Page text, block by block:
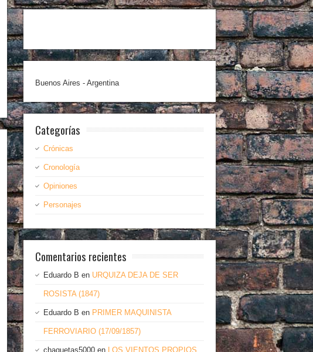
Buenos Aires - Argentina
Categorías
Crónicas
Cronología
Opiniones
Personajes
Comentarios recientes
Eduardo B en URQUIZA DEJA DE SER
ROSISTA (1847)
Eduardo B en PRIMER MAQUINISTA
FERROVIARIO (17/09/1857)
chaquetas5000 en LOS VIENTOS PROPIOS